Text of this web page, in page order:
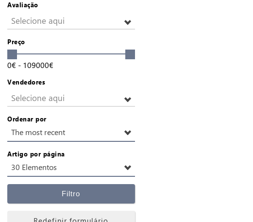
Avaliação
Selecione aqui
Preço
0€ - 109000€
Vendedores
Selecione aqui
Ordenar por
The most recent
Artigo por página
30 Elementos
Filtro